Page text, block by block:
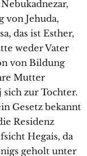
von Jehuda,
das ist Esther,
weder Vater
von Bildung
Mutter
sich zur Tochter.
Gesetz bekannt
Residenz
Hegais, da
geholt unter